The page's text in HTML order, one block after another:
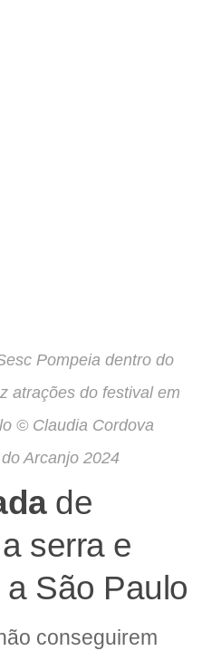
Pompeia dentro do
atrações do festival em
© Claudia Cordova
Arcanjo 2024
de
serra e
São Paulo
conseguirem